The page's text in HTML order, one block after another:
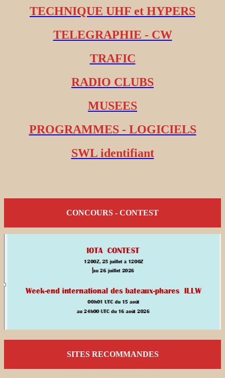
TECHNIQUE UHF et HYPERS
TELEGRAPHIE - CW
TRAFIC
RADIO CLUBS
MUSEES
PROGRAMMES - LOGICIELS
SWL identifiant
CONCOURS - CONTEST
SITES RECOMMANDES